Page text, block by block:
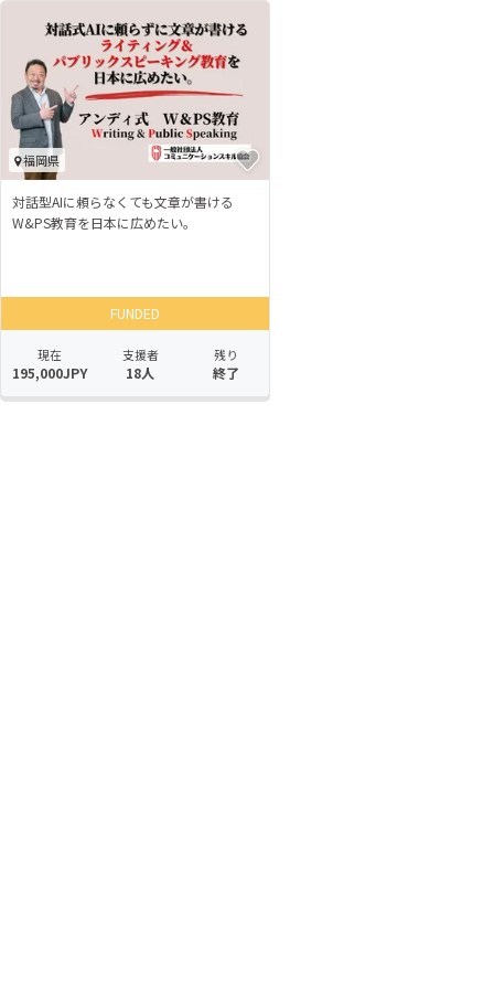
福岡県
対話型AIに頼らなくても文章が書ける
W&PS教育を日本に広めたい。
FUNDED
現在
195,000JPY
支援者
18人
残り
終了